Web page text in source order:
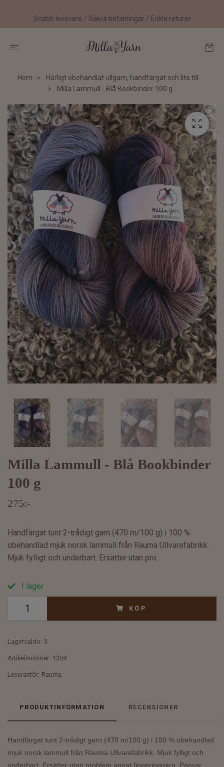
Snabb leverans / Säkra betalningar / Enkla returer
Hem
Härligt obehandlat ullgarn, handfärgat och lite till
Milla Lammull - Blå Bookbinder 100 g
Milla Lammull - Blå Bookbinder
100 g
275:-
Handfärgat tunt 2-trådigt garn (470 m/100 g) i 100 %
obehandlad mjuk norsk lammull från Rauma Ullvarefabrikk.
Mjuk fylligt och underbart. Ersätter utan pro
I lager
KÖP
Lagersaldo: 3
Artikelnummer: 1359
Leverantör: Rauma
PRODUKTINFORMATION RECENSIONER
Handfärgat tunt 2-trådigt garn (470 m/100 g) i 100 % obehandlad
mjuk norsk lammull från Rauma Ullvarefabrikk. Mjuk fylligt och
underbart. Ersätter utan problem annat fingeringgarn. Passar